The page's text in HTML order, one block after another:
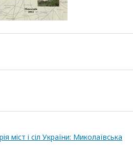
міст і сіл України: Миколаївська